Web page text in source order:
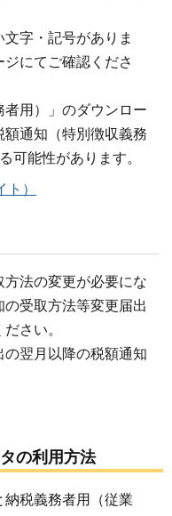
字・記号がありま
にてご確認くださ
用）」のダウンロー
額通知（特別徴収義務
可能性があります。
）
法の変更が必要にな
受取方法等変更届出
さい。
翌月以降の税額通知
の利用方法
税義務者用（従業